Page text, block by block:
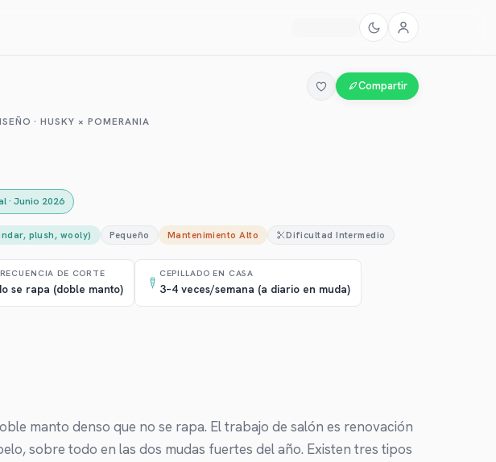
Compartir
· HUSKY × POMERANIA
· Junio 2026
plush, wooly) Pequeño MantenimientoAlto DificultadIntermedio
DE CORTE
se rapa (doble manto)
CEPILLADO EN CASA
3–4 veces/semana (a diario en muda)
manto denso que no se rapa. El trabajo de salón es renovación
sobre todo en las dos mudas fuertes del año. Existen tres tipos